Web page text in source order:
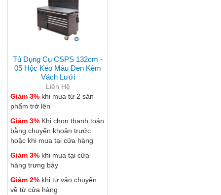
Tủ Dụng Cụ CSPS 132cm -
05 Hộc Kéo Màu Đen Kèm
Vách Lưới
Liên Hệ
Giảm 3% khi mua từ 2 sản
phẩm trở lên
Giảm 3% Khi chọn thanh toán
bằng chuyển khoản trước
hoặc khi mua tại cửa hàng
Giảm 3% khi mua tại cửa
hàng trưng bày
Giảm 2% khi tự vận chuyển
về từ cửa hàng